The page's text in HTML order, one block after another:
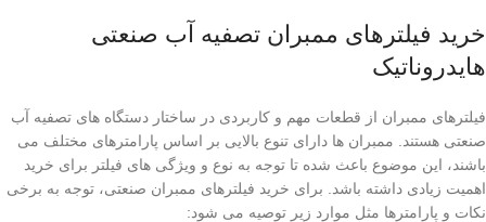
خرید فیلترهای ممبران تصفیه آب صنعتی
هایدروناتیک
فیلترهای ممبران از قطعات مهم و کاربردی در ساختار دستگاه های تصفیه آب
صنعتی هستند. ممبران ها دارای تنوع بالایی بر اساس پارامترهای مختلف می
باشند، این موضوع باعث شده تا توجه به نوع و ویژگی های فیلتر برای خرید
اهمیت زیادی داشته باشد. برای خرید فیلترهای ممبران صنعتی، توجه به برخی
نکات و پارامترها مثل موارد زیر توصیه می شود: